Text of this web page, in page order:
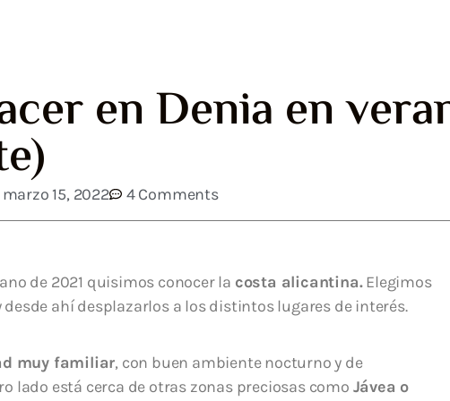
en Denia en
marzo 15, 2022 4 Comments
de 2021 quisimos conocer la costa alicantina.Elegimos
ahí desplazarlos a los distintos lugares de interés.
muy familiar, con buen ambiente nocturno y de
lado está cerca de otras zonas preciosas como Jávea o